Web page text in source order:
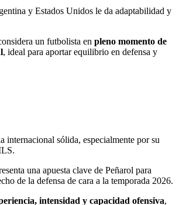
y Estados Unidos le da adaptabilidad y
un futbolista en pleno momento de
, ideal para aportar equilibrio en defensa y
internacional sólida, especialmente por su
una apuesta clave de Peñarol para
de la defensa de cara a la temporada 2026.
intensidad y capacidad ofensiva,